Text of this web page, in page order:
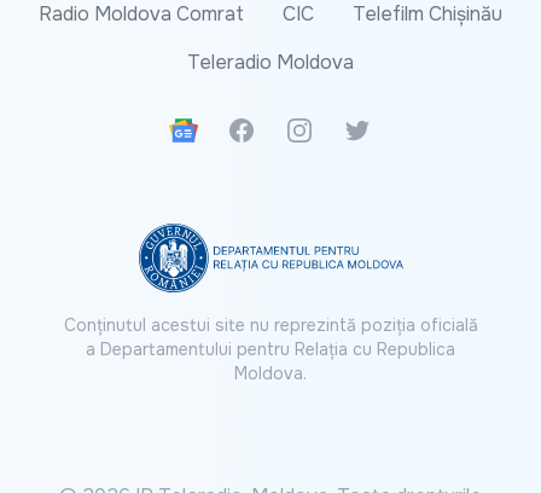
Radio Moldova Comrat
CIC
Telefilm Chișinău
Teleradio Moldova
Google News
FacebookInstagramTwitter
Conținutul acestui site nu reprezintă poziția oficială
a Departamentului pentru Relația cu Republica
Moldova.